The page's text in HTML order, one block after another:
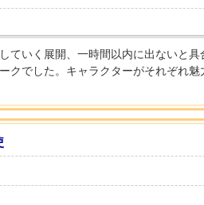
ていく展開、一時間以内に出ないと具
クでした。キャラクターがそれぞれ